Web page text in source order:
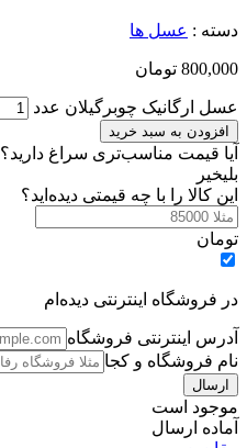
دسته : عسل ها
800,000 تومان
عسل ارگانیک چوبرگیلان عدد
افزودن به سبد خرید
آیا قیمت مناسب‌تری سراغ دارید؟
بلیخیر
این کالا را با چه قیمتی دیده‌اید؟
تومان
در فروشگاه اینترنتی دیده‌ام
آدرس اینترنتی فروشگاه
نام فروشگاه و کجا
موجود است
آماده ارسال